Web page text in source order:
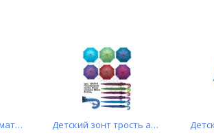
Мужской зонт автомат Popular арт. A301 с изогнутой ручкой Детский зонт трость арт. 345 (хамелеон)